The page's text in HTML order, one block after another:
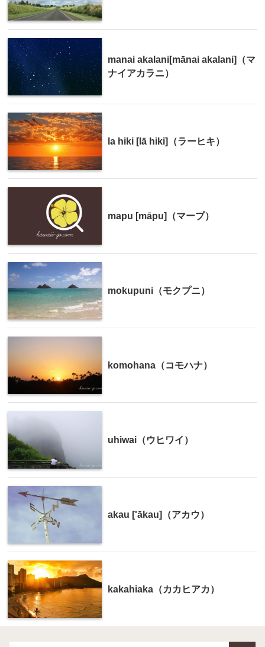
manai akalani[mānai akalani]（マ
ナイアカラニ）
la hiki [lā hiki]（ラーヒキ）
mapu [māpu]（マープ）
mokupuni（モクプニ）
komohana（コモハナ）
uhiwai（ウヒワイ）
akau ['ākau]（アカウ）
kakahiaka（カカヒアカ）